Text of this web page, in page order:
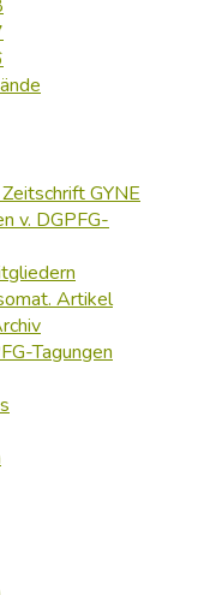
GYNE
v. DGPFG-
Artikel
Tagungen